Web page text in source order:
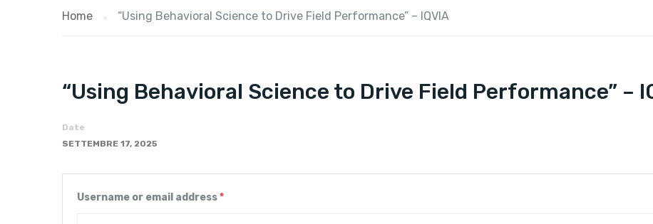
Home “Using Behavioral Science to Drive Field Performance” – IQVIA
“Using Behavioral Science to Drive Field Performance” –
Date
SETTEMBRE 17, 2025
Username or email address*